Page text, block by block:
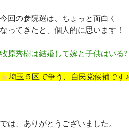
今回の参院選は、ちょっと面白く
なってきたと、個人的に思います！
牧原秀樹は結婚して嫁と子供はいる?
埼玉５区で争う、自民党候補です♪
では、ありがとうございました。